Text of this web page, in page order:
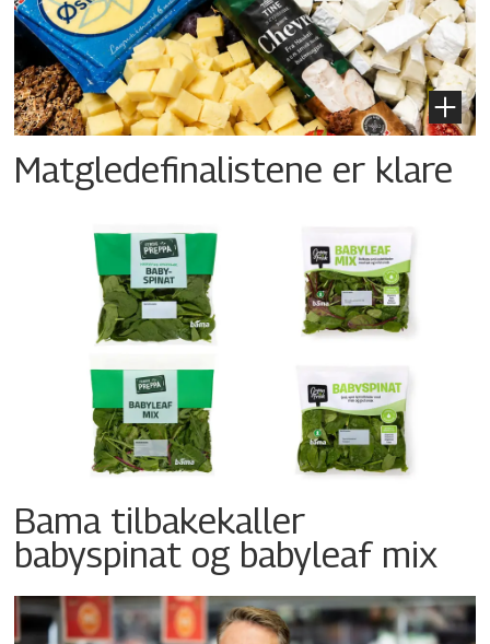
Matgledefinalistene er klare
Bama tilbakekaller
babyspinat og babyleaf mix